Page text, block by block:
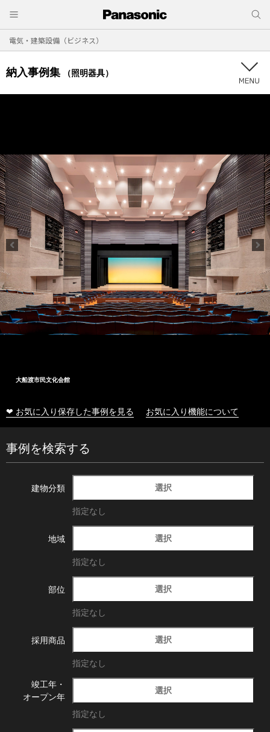
電気・建築設備（ビジネス）
納入事例集 （照明器具）
大船渡市民文化会館
❤ お気に入り保存した事例を見る お気に入り機能について
事例を検索する
建物分類 選択
指定なし
地域 選択
指定なし
部位 選択
指定なし
採用商品 選択
指定なし
竣工年・
オープン年
選択
指定なし